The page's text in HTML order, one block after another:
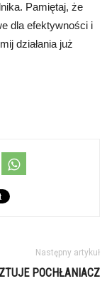
Pamiętaj, że
dla efektywności i
działania już
Następny artykuł
POCHŁANIACZ